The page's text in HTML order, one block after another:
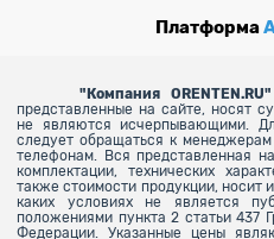
Платформа
" Компания
представленные на сайте, носят
не являются исчерпывающими.
следует обращаться к
телефонам. Вся представленная
комплектации, технических
также стоимости продукции, носит
каких условиях не является
положениями пункта 2 статьи 437
Федерации. Указанные цены